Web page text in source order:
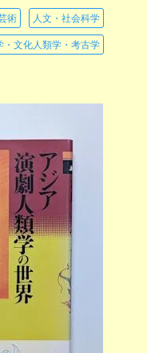
術 人文・社会科学
・文化人類学・考古学